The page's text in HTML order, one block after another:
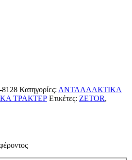
8128 Κατηγορίες: ΑΝΤΑΛΛΑΚΤΙΚΑ
ΤΡΑΚΤΕΡ Ετικέτες: ZETOR,